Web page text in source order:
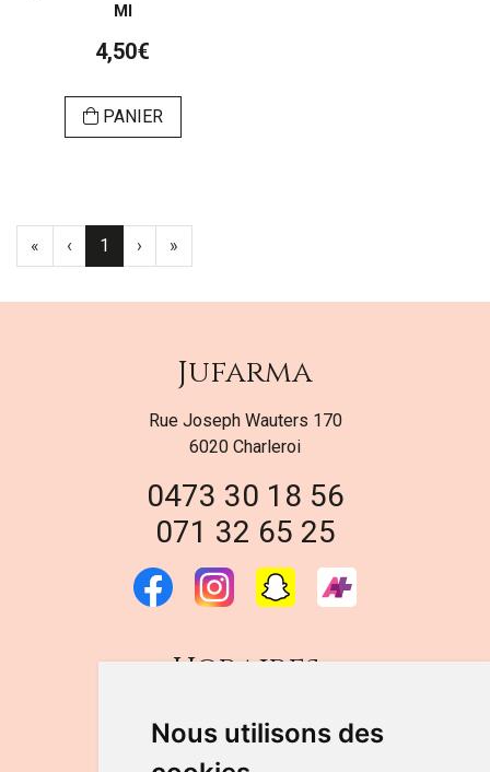
Nous utilisons des
Ml
4,50€
PANIER
« ‹ 1 › »
Jufarma
Rue Joseph Wauters 170
6020 Charleroi
0473 30 18 56
071 32 65 25
Horaires
DU LUNDI AU VENDREDI
de 9h à 12h30 et de 14h à 18h